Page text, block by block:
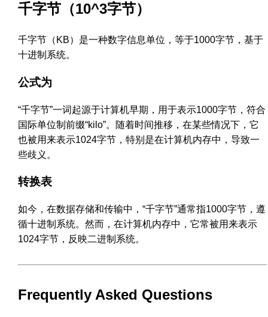
千字节（10^3字节）
千字节（KB）是一种数字信息单位，等于1000字节，基于
十进制系统。
公式为
“千字节”一词起源于计算机早期，用于表示1000字节，符合
国际单位制前缀“kilo”。随着时间推移，在某些情况下，它
也被用来表示1024字节，特别是在计算机内存中，导致一
些歧义。
转换表
如今，在数据存储和传输中，“千字节”通常指1000字节，遵
循十进制系统。然而，在计算机内存中，它常被用来表示
1024字节，反映二进制系统。
Frequently Asked Questions